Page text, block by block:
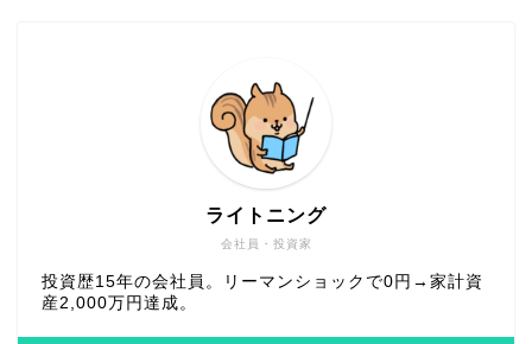
会社員・投資家
ライトニング
投資歴15年の会社員。リーマンショックで0円→家計資
産2,000万円達成。